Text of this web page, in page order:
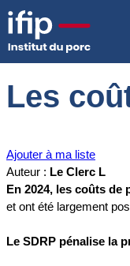
Accueil Documentations
Les
Ajouter à ma liste
Auteur : Le Clerc L
En 2024, les coûts
et ont été largement
Le SDRP pénalise la